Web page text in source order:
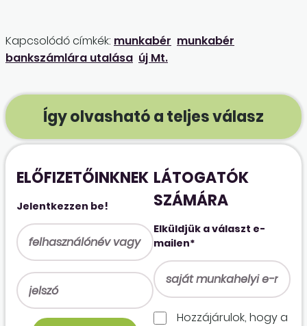
Kapcsolódó címkék: munkabér munkabér
bankszámlára utalása új Mt.
Így olvasható a teljes válasz
ELŐFIZETŐINKNEK
Jelentkezzen be!
LÁTOGATÓK
SZÁMÁRA
Elküldjük a választ e-
mailen*
Hozzájárulok, hogy a